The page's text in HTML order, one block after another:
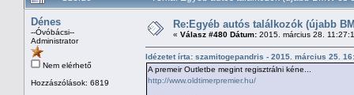
Dénes
--Óvóbácsi--
Administrator
Nem elérhető
Hozzászólások: 6819
Re:Egyéb autós találkozók (újabb
« Válasz #480 Dátum: 2015. március 28.
Idézetet írta: szamitogepandris - 2015. március 25.
A premeir Outletbe megint regisztrálni kéne...
http://www.oldtimerpremier.hu/